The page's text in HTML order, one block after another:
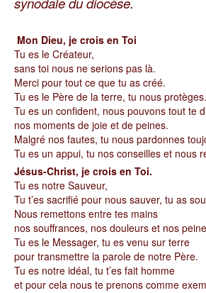
Mon Dieu, je crois en Toi
Tu es le Créateur,
sans toi nous ne serions pas là.
Merci pour tout ce que tu as créé.
Tu es le Père de la terre, tu nous protèges.
Tu es un confident, nous pouvons tout te
nos moments de joie et de peines.
Malgré nos fautes, tu nous pardonnes
Tu es un appui, tu nos conseilles et nous
Jésus-Christ, je crois en Toi.
Tu es notre Sauveur,
Tu t’es sacrifié pour nous sauver, tu as
Nous remettons entre tes mains
nos souffrances, nos douleurs et nos
Tu es le Messager, tu es venu sur terre
pour transmettre la parole de notre Père.
Tu es notre idéal, tu t’es fait homme
et pour cela nous te prenons comme